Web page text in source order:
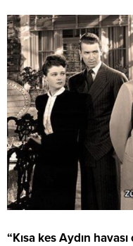
“Kısa kes Aydın